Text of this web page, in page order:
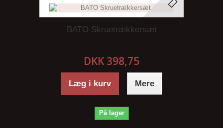
BATO Skruetrækkersæt
DKK 398,75
Læg i kurv Mere
På lager